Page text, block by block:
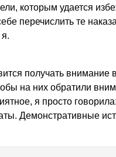
которым удается
перечислить те
получать внимание
на них обратили
я просто
Демонстративные